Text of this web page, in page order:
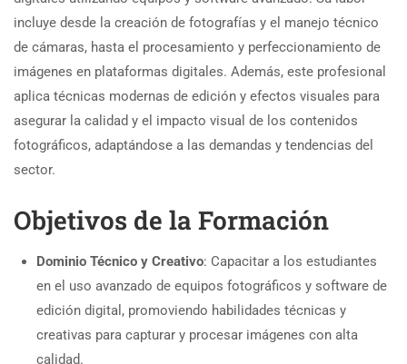
incluye desde la creación de fotografías y el manejo técnico
de cámaras, hasta el procesamiento y perfeccionamiento de
imágenes en plataformas digitales. Además, este profesional
aplica técnicas modernas de edición y efectos visuales para
asegurar la calidad y el impacto visual de los contenidos
fotográficos, adaptándose a las demandas y tendencias del
sector.
Objetivos de la Formación
Dominio Técnico y Creativo: Capacitar a los estudiantes
en el uso avanzado de equipos fotográficos y software de
edición digital, promoviendo habilidades técnicas y
creativas para capturar y procesar imágenes con alta
calidad.